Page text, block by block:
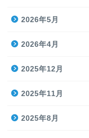
2026年5月
2026年4月
2025年12月
2025年11月
2025年8月